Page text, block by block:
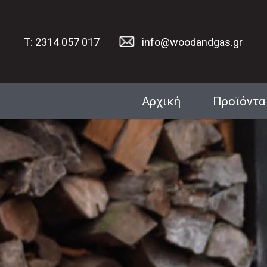
T: 2314 057 017 info@woodandgas.gr
Αρχική Προϊόντα